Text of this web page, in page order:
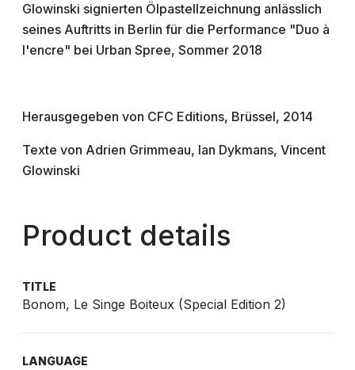
Glowinski signierten Ölpastellzeichnung anlässlich
seines Auftritts in Berlin für die Performance "Duo à
l'encre" bei Urban Spree, Sommer 2018
Herausgegeben von CFC Editions, Brüssel, 2014
Texte von Adrien Grimmeau, Ian Dykmans, Vincent
Glowinski
Product details
TITLE
Bonom, Le Singe Boiteux (Special Edition 2)
LANGUAGE